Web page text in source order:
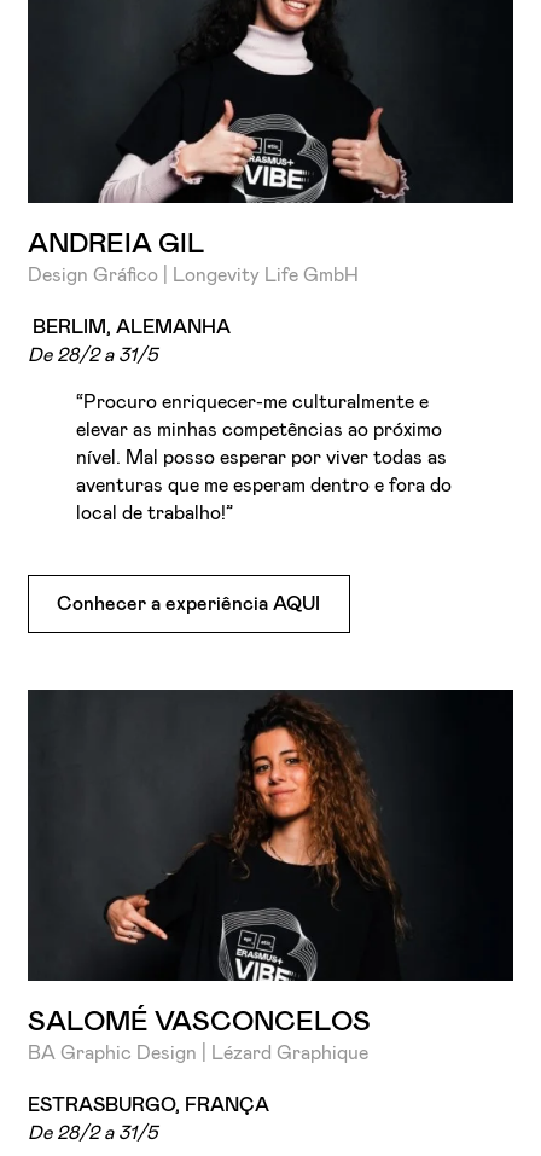
ANDREIA GIL
Design Gráfico | Longevity Life GmbH
BERLIM, ALEMANHA
De 28/2 a 31/5
“Procuro enriquecer-me culturalmente e
elevar as minhas competências ao próximo
nível. Mal posso esperar por viver todas as
aventuras que me esperam dentro e fora do
local de trabalho!”
Conhecer a experiência AQUI
SALOMÉ VASCONCELOS
BA Graphic Design | Lézard Graphique
ESTRASBURGO, FRANÇA
De 28/2 a 31/5